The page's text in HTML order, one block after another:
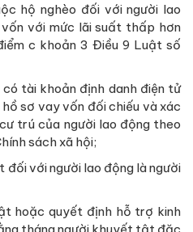
hộ nghèo đối với người lao
với mức lãi suất thấp hơn
c khoản 3 Điều 9 Luật số
tài khoản định danh điện tử
sơ vay vốn đối chiếu và xác
trú của người lao động theo
sách xã hội;
với người lao động là người
hoặc quyết định hỗ trợ kinh
tháng người khuyết tật đặc